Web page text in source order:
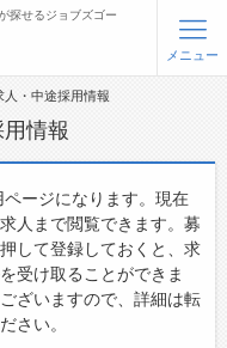
ログイン
探せるジョブズゴー
メニュー
・中途採用情報
情報
ージになります。現在
人まで閲覧できます。募
して登録しておくと、求
受け取ることができま
ざいますので、詳細は転
さい。